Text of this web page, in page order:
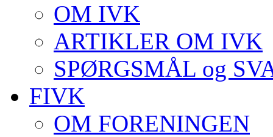
OM IVK
ARTIKLER OM IVK
SPØRGSMÅL og
FIVK
OM FORENINGEN